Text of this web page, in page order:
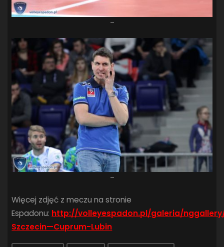
–
–
Więcej zdjęć z meczu na stronie
Espadonu: http://volleyespadon.pl/galeria/
Szczecin—Cuprum-Lubin